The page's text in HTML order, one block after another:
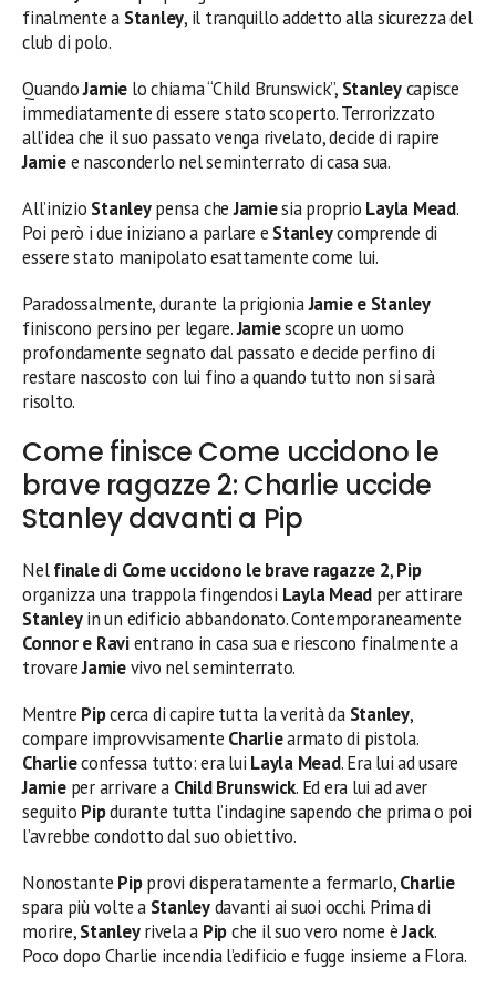
finalmente a Stanley, il tranquillo addetto alla sicurezza del
club di polo.
QuandoJamie lo chiama “Child Brunswick”, Stanleycapisce
immediatamente di essere stato scoperto. Terrorizzato
all’idea che il suo passato venga rivelato, decide di rapire
Jamiee nasconderlo nel seminterrato di casa sua.
All’inizio Stanleypensa cheJamiesia proprio Layla Mead.
Poi però i due iniziano a parlare e Stanleycomprende di
essere stato manipolato esattamente come lui.
Paradossalmente, durante la prigioniaJamie e Stanley
finiscono persino per legare.Jamiescopre un uomo
profondamente segnato dal passato e decide perfino di
restare nascosto con lui fino a quando tutto non si sarà
risolto.
Come finisce Come uccidono le
brave ragazze 2: Charlie uccide
Stanley davanti a Pip
Nelfinale di Come uccidono le brave ragazze 2,Pip
organizza una trappola fingendosi Layla Mead per attirare
Stanleyin un edificio abbandonato. Contemporaneamente
Connor e Ravientrano in casa sua e riescono finalmente a
trovareJamievivo nel seminterrato.
Mentre Pipcerca di capire tutta la verità da Stanley,
compare improvvisamente Charliearmato di pistola.
Charlieconfessa tutto: era lui Layla Mead. Era lui ad usare
Jamieper arrivare a Child Brunswick. Ed era lui ad aver
seguito Pipdurante tutta l’indagine sapendo che prima o poi
l’avrebbe condotto dal suo obiettivo.
Nonostante Pipprovi disperatamente a fermarlo,Charlie
spara più volte a Stanleydavanti ai suoi occhi. Prima di
morire,Stanleyrivela a Pipche il suo vero nome èJack.
Poco dopo Charlie incendia l’edificio e fugge insieme a Flora.